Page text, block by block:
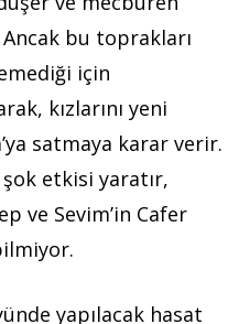
bu toprakları
için
kızlarını yeni
satmaya karar verir.
etkisi yaratır,
ve Sevim’in Cafer
yapılacak hasat